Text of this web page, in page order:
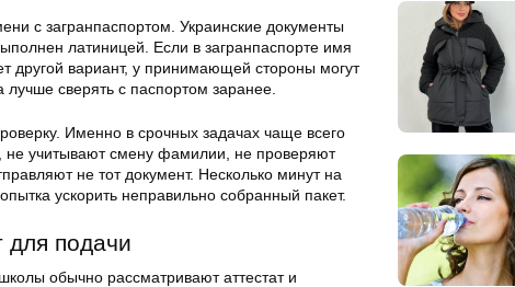
с загранпаспортом. Украинские документы
латиницей. Если в загранпаспорте имя
другой вариант, у принимающей стороны могут
сверять с паспортом заранее.
Именно в срочных задачах чаще всего
учитывают смену фамилии, не проверяют
не тот документ. Несколько минут на
ускорить неправильно собранный пакет.
для подачи
обычно рассматривают аттестат и